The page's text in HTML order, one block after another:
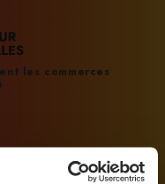
nouveau meilleur
les commerces